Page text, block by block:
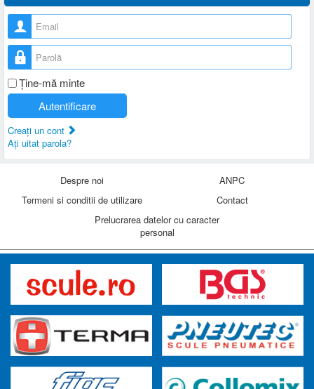
Nume utilizator
Parolă
Ţine-mă minte
Autentificare
Creaţi un cont
Aţi uitat parola?
Despre noi
ANPC
Termeni si conditii de utilizare
Contact
Prelucrarea datelor cu caracter
personal